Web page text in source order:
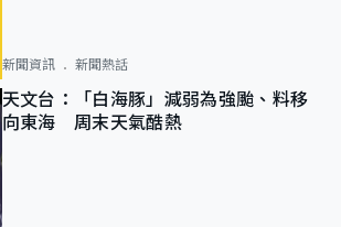
新聞資訊 新聞熱話
天文台：「白海豚」減弱為強颱、料移
向東海 周末天氣酷熱